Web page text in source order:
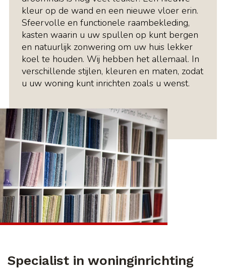
kleur op de wand en een nieuwe vloer erin.
Sfeervolle en functionele raambekleding,
kasten waarin u uw spullen op kunt bergen
en natuurlijk zonwering om uw huis lekker
koel te houden. Wij hebben het allemaal. In
verschillende stijlen, kleuren en maten, zodat
u uw woning kunt inrichten zoals u wenst.
Specialist in woninginrichting